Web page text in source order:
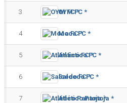
3 OYM FC *
4 Moca FC *
5 Atlántico FC *
6 Salcedo FC *
7 Atlético Pantoja *